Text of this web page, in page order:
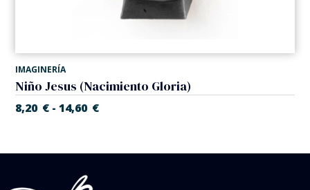
IMAGINERÍA
Niño Jesus (Nacimiento Gloria)
8,20 € - 14,60 €